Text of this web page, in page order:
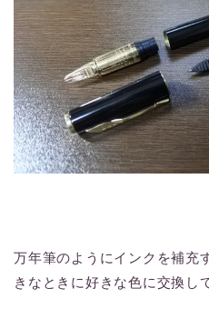
万年筆のようにインクを補充
きなときに好きな色に交換し